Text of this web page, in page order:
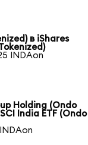
в iShares
INDAon
Holding (Ondo
India ETF (Ondo